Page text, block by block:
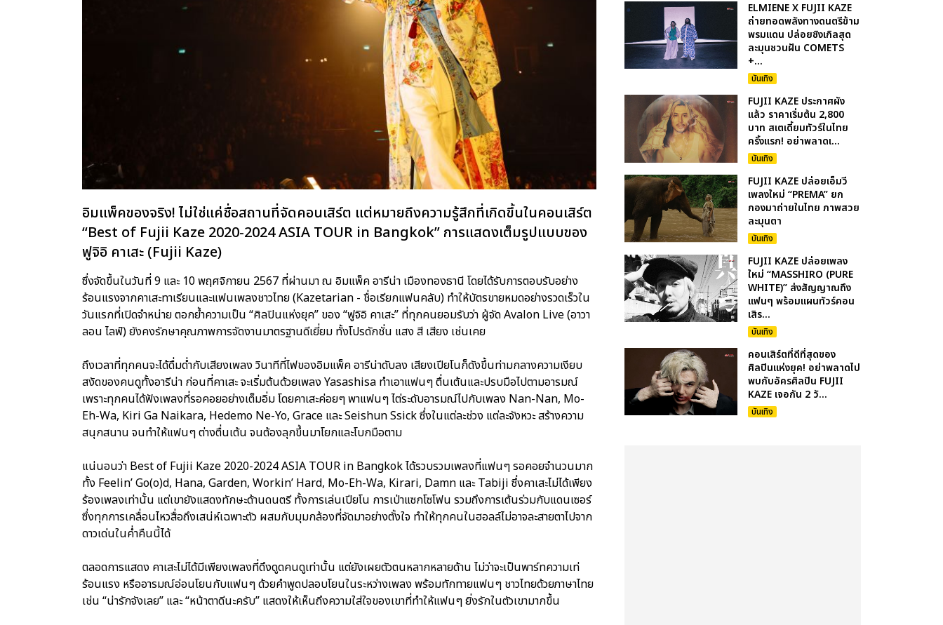
อิมแพ็คของจริง! ไม่ใช่แค่ชื่อสถานที่จัดคอนเสิร์ต แต่หมายถึงความรู้สึกที่เกิดขึ้นในคอนเสิร์ต
“Best of Fujii Kaze 2020-2024 ASIA TOUR in Bangkok” การแสดงเต็มรูปแบบของ
ฟูจิอิ คาเสะ (Fujii Kaze)
ซึ่งจัดขึ้นในวันที่ 9 และ 10 พฤศจิกายน 2567 ที่ผ่านมา ณ อิมแพ็ค อารีน่า เมืองทองธานี โดยได้รับการตอบรับอย่าง
ร้อนแรงจากคาเสะทาเรียนและแฟนเพลงชาวไทย (Kazetarian - ชื่อเรียกแฟนคลับ) ทำให้บัตรขายหมดอย่างรวดเร็วใน
วันแรกที่เปิดจำหน่าย ตอกย้ำความเป็น “ศิลปินแห่งยุค” ของ “ฟูจิอิ คาเสะ” ที่ทุกคนยอมรับว่า ผู้จัด Avalon Live (อาวา
ลอน ไลฟ์) ยังคงรักษาคุณภาพการจัดงานมาตรฐานดีเยี่ยม ทั้งโปรดักชั่น แสง สี เสียง เช่นเคย
ถึงเวลาที่ทุกคนจะได้ดื่มด่ำกับเสียงเพลง วินาทีที่ไฟของอิมแพ็ค อารีน่าดับลง เสียงเปียโนก็ดังขึ้นท่ามกลางความเงียบ
สงัดของคนดูทั้งอารีน่า ก่อนที่คาเสะ จะเริ่มต้นด้วยเพลง Yasashisa ทำเอาแฟนๆ ตื่นเต้นและปรบมือไปตามอารมณ์
เพราะทุกคนได้ฟังเพลงที่รอคอยอย่างเต็มอิ่ม โดยคาเสะค่อยๆ พาแฟนๆ ไต่ระดับอารมณ์ไปกับเพลง Nan-Nan, Mo-
Eh-Wa, Kiri Ga Naikara, Hedemo Ne-Yo, Grace และ Seishun Ssick ซึ่งในแต่ละช่วง แต่ละจังหวะ สร้างความ
สนุกสนาน จนทำให้แฟนๆ ต่างตื่นเต้น จนต้องลุกขึ้นมาโยกและโบกมือตาม
แน่นอนว่า Best of Fujii Kaze 2020-2024 ASIA TOUR in Bangkok ได้รวบรวมเพลงที่แฟนๆ รอคอยจำนวนมาก
ทั้ง Feelin’ Go(o)d, Hana, Garden, Workin’ Hard, Mo-Eh-Wa, Kirari, Damn และ Tabiji ซึ่งคาเสะไม่ได้เพียง
ร้องเพลงเท่านั้น แต่เขายังแสดงทักษะด้านดนตรี ทั้งการเล่นเปียโน การเป่าแซกโซโฟน รวมถึงการเต้นร่วมกับแดนเซอร์
ซึ่งทุกการเคลื่อนไหวสื่อถึงเสน่ห์เฉพาะตัว ผสมกับมุมกล้องที่จัดมาอย่างตั้งใจ ทำให้ทุกคนในฮอลล์ไม่อาจละสายตาไปจาก
ดาวเด่นในค่ำคืนนี้ได้
ตลอดการแสดง คาเสะไม่ได้มีเพียงเพลงที่ดึงดูดคนดูเท่านั้น แต่ยังเผยตัวตนหลากหลายด้าน ไม่ว่าจะเป็นพาร์ทความเท่
ร้อนแรง หรืออารมณ์อ่อนโยนกับแฟนๆ ด้วยคำพูดปลอบโยนในระหว่างเพลง พร้อมทักทายแฟนๆ ชาวไทยด้วยภาษาไทย
เช่น “น่ารักจังเลย” และ “หน้าตาดีนะครับ” แสดงให้เห็นถึงความใส่ใจของเขาที่ทำให้แฟนๆ ยิ่งรักในตัวเขามากขึ้น
ELMIENE X FUJII KAZE
ถ่ายทอดพลังทางดนตรีข้าม
พรมแดน ปล่อยซิงเกิลสุด
ละมุนชวนฝัน COMETS
+...
บันเทิง
FUJII KAZE ประกาศผัง
แล้ว ราคาเริ่มต้น 2,800
บาท สเตเดี้ยมทัวร์ในไทย
ครั้งแรก! อย่าพลาดเ...
บันเทิง
FUJII KAZE ปล่อยเอ็มวี
เพลงใหม่ “PREMA” ยก
กองมาถ่ายในไทย ภาพสวย
ละมุนตา
บันเทิง
FUJII KAZE ปล่อยเพลง
ใหม่ “MASSHIRO (PURE
WHITE)” ส่งสัญญาณถึง
แฟนๆ พร้อมแผนทัวร์คอน
เสิร...
บันเทิง
คอนเสิร์ตที่ดีที่สุดของ
ศิลปินแห่งยุค! อย่าพลาดไป
พบกับอัครศิลปิน FUJII
KAZE เจอกัน 2 วั...
บันเทิง